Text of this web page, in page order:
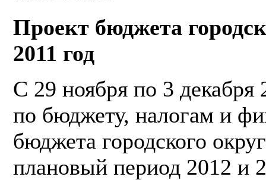
Проект бюджета
2011 год
С 29 ноября по 3 декабря
по бюджету, налогам и
бюджета городского
плановый период 2012 и